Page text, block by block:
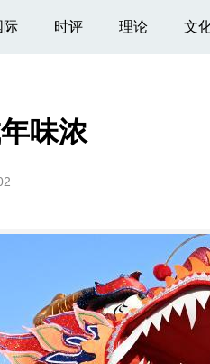
际 时评 理论 文
味浓